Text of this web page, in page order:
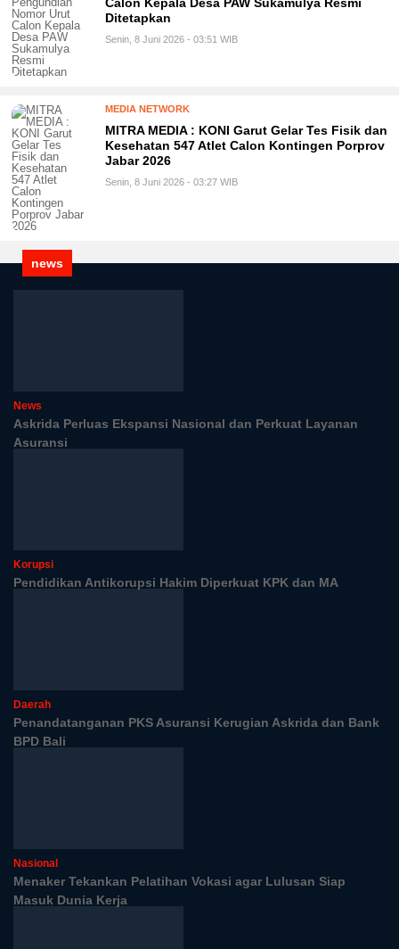
Calon Kepala Desa PAW Sukamulya Resmi
Ditetapkan
Senin, 8 Juni 2026 - 03:51 WIB
MEDIA NETWORK
MITRA MEDIA : KONI Garut Gelar Tes Fisik dan
Kesehatan 547 Atlet Calon Kontingen Porprov
Jabar 2026
Senin, 8 Juni 2026 - 03:27 WIB
news
News
Askrida Perluas Ekspansi Nasional dan Perkuat Layanan
Asuransi
Korupsi
Pendidikan Antikorupsi Hakim Diperkuat KPK dan MA
Daerah
Penandatanganan PKS Asuransi Kerugian Askrida dan Bank
BPD Bali
Nasional
Menaker Tekankan Pelatihan Vokasi agar Lulusan Siap
Masuk Dunia Kerja